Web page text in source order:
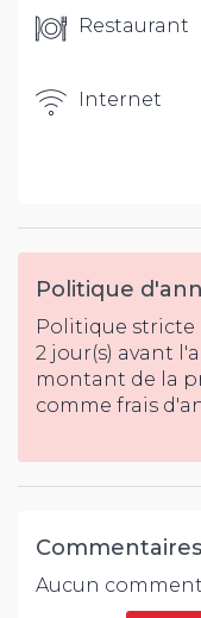
Restaurant
Internet
Politique
Politique stricte
2 jour(s) avant
montant de la
comme frais
Commentaires
Aucun